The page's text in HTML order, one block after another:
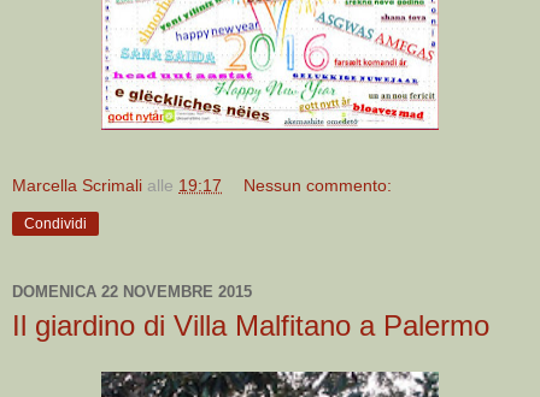
Marcella Scrimali alle 19:17 Nessun commento:
Condividi
DOMENICA 22 NOVEMBRE 2015
Il giardino di Villa Malfitano a Palermo